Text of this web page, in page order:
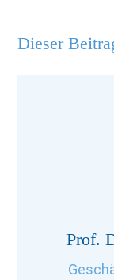
Dieser
Prof.